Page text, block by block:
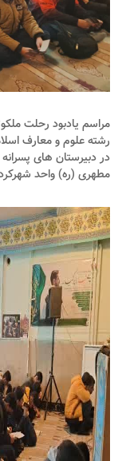
مراسم یادبود رحلت
رشته علوم و معارف
در دبیرستان های
مطهری (ره) واحد